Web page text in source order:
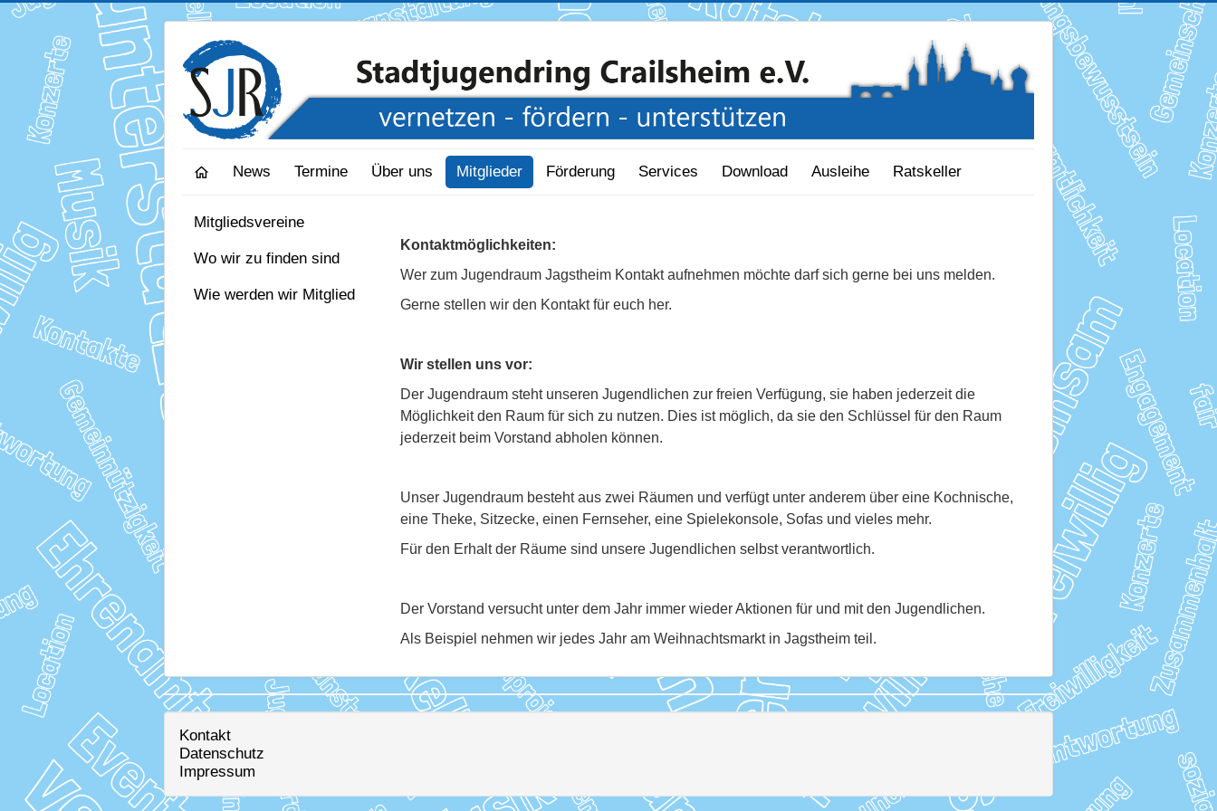
News Termine Über uns Mitglieder Förderung Services Download Ausleihe Ratskeller
Mitgliedsvereine
Wo wir zu finden sind
Wie werden wir Mitglied
Kontaktmöglichkeiten:
Wer zum Jugendraum Jagstheim Kontakt aufnehmen möchte darf sich gerne bei uns melden.
Gerne stellen wir den Kontakt für euch her.
Wir stellen uns vor:
Der Jugendraum steht unseren Jugendlichen zur freien Verfügung, sie haben jederzeit die
Möglichkeit den Raum für sich zu nutzen. Dies ist möglich, da sie den Schlüssel für den Raum
jederzeit beim Vorstand abholen können.
Unser Jugendraum besteht aus zwei Räumen und verfügt unter anderem über eine Kochnische,
eine Theke, Sitzecke, einen Fernseher, eine Spielekonsole, Sofas und vieles mehr.
Für den Erhalt der Räume sind unsere Jugendlichen selbst verantwortlich.
Der Vorstand versucht unter dem Jahr immer wieder Aktionen für und mit den Jugendlichen.
Als Beispiel nehmen wir jedes Jahr am Weihnachtsmarkt in Jagstheim teil.
Kontakt
Datenschutz
Impressum